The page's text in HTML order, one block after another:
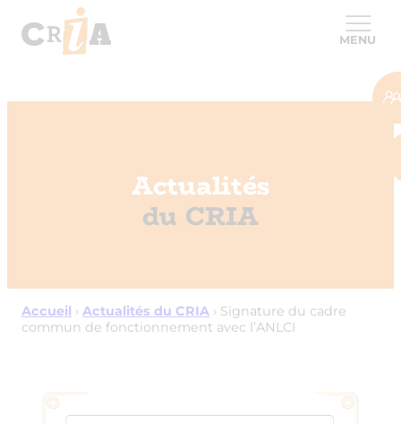
MENU
Actualités
du CRIA
Accueil › Actualités du CRIA › Signature du cadre
commun de fonctionnement avec l’ANLCI